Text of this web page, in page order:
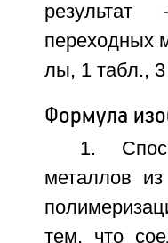
переходных
лы, 1 табл.,
Формула
1.
металлов
тем, что